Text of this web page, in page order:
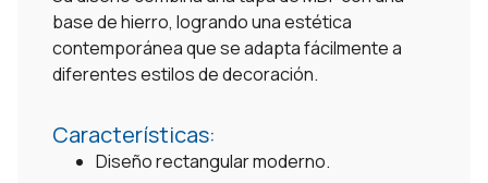
base de hierro, logrando una estética
contemporánea que se adapta fácilmente a
diferentes estilos de decoración.
Características:
Diseño rectangular moderno.